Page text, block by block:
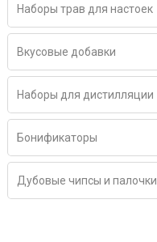
Наборы трав для настоек
Вкусовые добавки
Наборы для дистилляции
Бонификаторы
Дубовые чипсы и палочки